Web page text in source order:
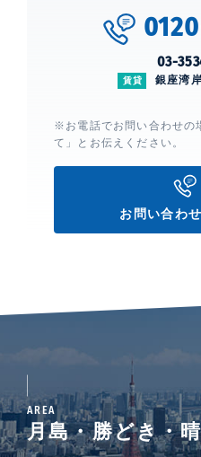
03-
賃貸 銀座湾
※お電話でお問い合わせの
て」とお伝えください。
お問い合わ
AREA
月島・勝どき・